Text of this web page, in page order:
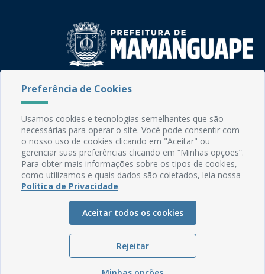
Rua do Imperador, 78, Centro
Email: comunicacao@mamanguape.pb.gov.br
Expediente: Segunda à Sexta, das 08h às 13h
Mapa do Site
Perguntas frequentes
Glossário
Ouvidoria
Serviços Internos
Política de Privacidade
Preferência de Cookies
Usamos cookies e tecnologias semelhantes que são
necessárias para operar o site. Você pode consentir com
o nosso uso de cookies clicando em "Aceitar" ou
gerenciar suas preferências clicando em “Minhas opções”.
Para obter mais informações sobre os tipos de cookies,
como utilizamos e quais dados são coletados, leia nossa
Política de Privacidade.
Aceitar todos os cookies
Rejeitar